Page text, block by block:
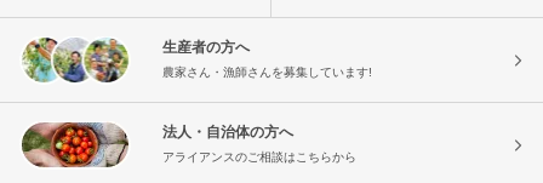
生産者の方へ
農家さん・漁師さんを募集しています!
法人・自治体の方へ
アライアンスのご相談はこちらから